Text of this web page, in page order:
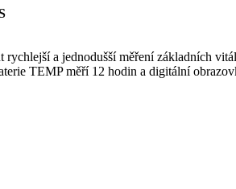
a jednodušší měření základních
TEMP měří 12 hodin a digitální